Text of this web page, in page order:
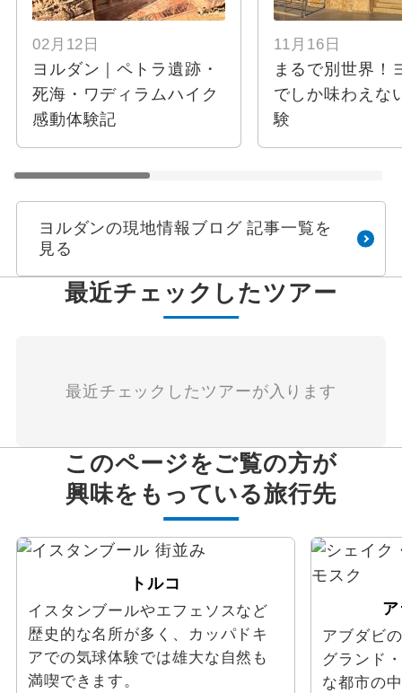
02月12日
ヨルダン｜ペトラ遺跡・
死海・ワディラムハイク
感動体験記
11月16日
まるで別世界！
でしか味わえな
験
ヨルダンの現地情報ブログ 記事一覧を
見る
最近チェックしたツアー
最近チェックしたツアーが入ります
このページをご覧の方が
興味をもっている旅行先
トルコ
イスタンブールやエフェソスなど
歴史的な名所が多く、カッパドキ
アでの気球体験では雄大な自然も
満喫できます。
アブダビ
グランド
な都市の